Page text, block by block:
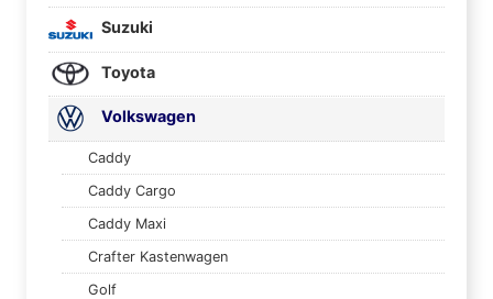
Suzuki
Toyota
Volkswagen
Caddy
Caddy Cargo
Caddy Maxi
Crafter Kastenwagen
Golf